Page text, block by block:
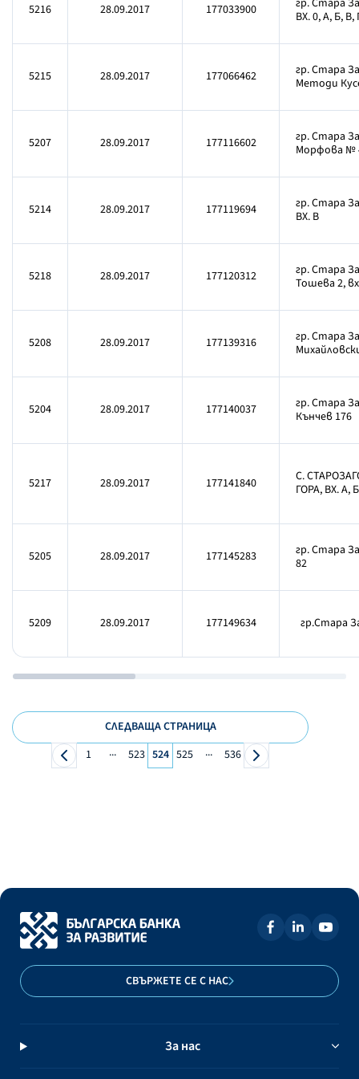
5216 28.09.2017 177033900
ВХ. 0, А, Б, В,
5215 28.09.2017 177066462
гр. Стара
Методи
5207 28.09.2017 177116602
гр. Стара
Морфова №
5214 28.09.2017 177119694
гр. Стара
ВХ. В
5218 28.09.2017 177120312
гр. Стара
Тошева 2,
5208 28.09.2017 177139316
гр. Стара
5204 28.09.2017 177140037
гр. Стара
Кънчев 176
5217 28.09.2017 177141840
С.
ГОРА, ВХ. А, Б
5205 28.09.2017 177145283
гр. Стара
82
5209 28.09.2017 177149634 гр.Стара
СЛЕДВАЩА СТРАНИЦА
1
... 523 524 525 ... 536
СВЪРЖЕТЕ СЕ С НАС
За нас